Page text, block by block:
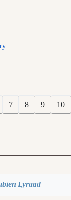
7 8 9 10
Lyraud